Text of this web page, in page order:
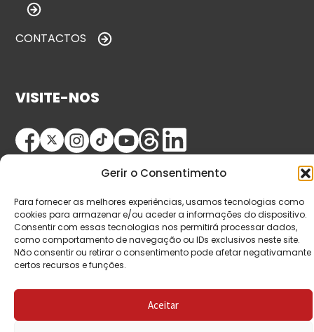
Gerir o Consentimento
Para fornecer as melhores experiências, usamos tecnologias como
cookies para armazenar e/ou aceder a informações do dispositivo.
Consentir com essas tecnologias nos permitirá processar dados,
como comportamento de navegação ou IDs exclusivos neste site.
Não consentir ou retirar o consentimento pode afetar negativamante
certos recursos e funções.
Aceitar
CONTACTOS
VISITE-NOS
© Copyright 2026 Saída de Emergência. Todos os
direitos reservados.